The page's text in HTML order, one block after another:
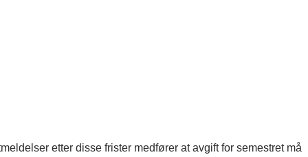
etter disse frister medfører at avgift for semestret må